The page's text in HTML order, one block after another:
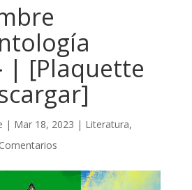
| [Plaquette
| Mar 18, 2023 | Literatura,